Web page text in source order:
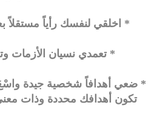
* اخلقي لنفسك رأياً مستقلاً
* تعمدي نسيان الأزمات
* ضعي أهدافاً شخصية جيدة
تكون أهدافك محددة وذات